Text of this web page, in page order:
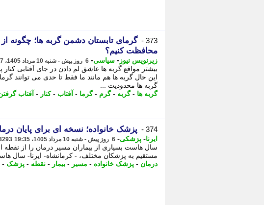
373 -
گرمای تابستان دشمن گربه ها؛ چگونه
محافظت کنیم؟
زیرنویس نیوز - سیاسی- 6 روز پیش - شنبه 10 مرداد 1405، 19:47
بیشتر مواقع گربه ها عاشق لم دادن در جای آفتابی کنار
این حال گربه ها هم مانند ما فقط تا حدی می توانند
گربه ها محدودیت ...
گربه ها -گربه -گرم -گرما - آفتاب -کنار - آفتاب
374 - پزشک خانواده؛ نسخه ای برای پایان
ایرنا- پزشکی- 6 روز پیش - شنبه 10 مرداد 1405، 19:35
سال هاست بسیاری از بیماران مسیر درمان را از نقطه
مستقیم به پزشکان مختلف، - کرمانشاه- ایرنا- سال
درمان - پزشک خانواده - مسیر - بیمار - نقطه - پزشک -